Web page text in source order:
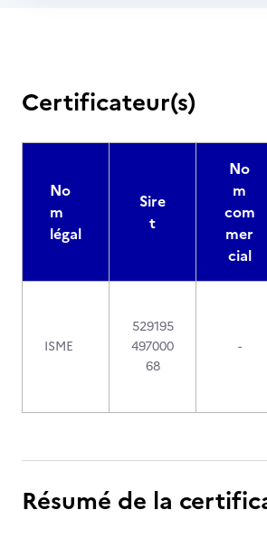
Certificateur(s)
No
m
légal
Sire
t
No
m
com
mer
cial
ISME
529195
497000
68
-
Résumé de la